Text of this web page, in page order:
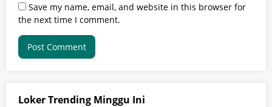
Save my name, email, and website in this browser for
the next time I comment.
Loker Trending Minggu Ini